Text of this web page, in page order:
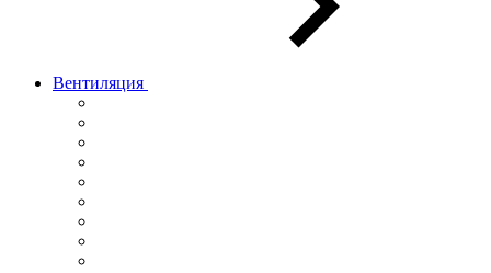
Вентиляция